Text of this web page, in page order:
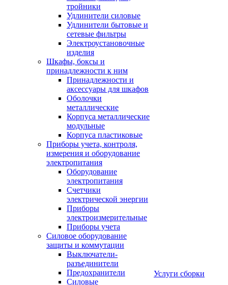
тройники
Удлинители силовые
Удлинители бытовые и
сетевые фильтры
Электроустановочные
изделия
Шкафы, боксы и
принадлежности к ним
Принадлежности и
аксессуары для шкафов
Оболочки
металлические
Корпуса металлические
модульные
Корпуса пластиковые
Приборы учета, контроля,
измерения и оборудование
электропитания
Оборудование
электропитания
Счетчики
электрической энергии
Приборы
электроизмерительные
Приборы учета
Силовое оборудование
защиты и коммутации
Выключатели-
разъединители
Предохранители
Силовые
Услуги сборки